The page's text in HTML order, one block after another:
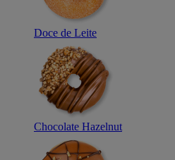
Doce de Leite
Chocolate Hazelnut